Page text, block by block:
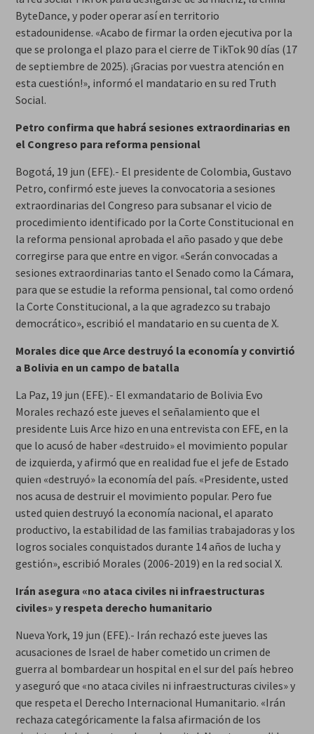
ByteDance, y poder operar así en territorio
estadounidense. «Acabo de firmar la orden ejecutiva por la
que se prolonga el plazo para el cierre de TikTok 90 días (17
de septiembre de 2025). ¡Gracias por vuestra atención en
esta cuestión!», informó el mandatario en su red Truth
Social.
Petro confirma que habrá sesiones extraordinarias en
el Congreso para reforma pensional
Bogotá, 19 jun (EFE).- El presidente de Colombia, Gustavo
Petro, confirmó este jueves la convocatoria a sesiones
extraordinarias del Congreso para subsanar el vicio de
procedimiento identificado por la Corte Constitucional en
la reforma pensional aprobada el año pasado y que debe
corregirse para que entre en vigor. «Serán convocadas a
sesiones extraordinarias tanto el Senado como la Cámara,
para que se estudie la reforma pensional, tal como ordenó
la Corte Constitucional, a la que agradezco su trabajo
democrático», escribió el mandatario en su cuenta de X.
Morales dice que Arce destruyó la economía y convirtió
a Bolivia en un campo de batalla
La Paz, 19 jun (EFE).- El exmandatario de Bolivia Evo
Morales rechazó este jueves el señalamiento que el
presidente Luis Arce hizo en una entrevista con EFE, en la
que lo acusó de haber «destruido» el movimiento popular
de izquierda, y afirmó que en realidad fue el jefe de Estado
quien «destruyó» la economía del país. «Presidente, usted
nos acusa de destruir el movimiento popular. Pero fue
usted quien destruyó la economía nacional, el aparato
productivo, la estabilidad de las familias trabajadoras y los
logros sociales conquistados durante 14 años de lucha y
gestión», escribió Morales (2006-2019) en la red social X.
Irán asegura «no ataca civiles ni infraestructuras
civiles» y respeta derecho humanitario
Nueva York, 19 jun (EFE).- Irán rechazó este jueves las
acusaciones de Israel de haber cometido un crimen de
guerra al bombardear un hospital en el sur del país hebreo
y aseguró que «no ataca civiles ni infraestructuras civiles» y
que respeta el Derecho Internacional Humanitario. «Irán
rechaza categóricamente la falsa afirmación de los